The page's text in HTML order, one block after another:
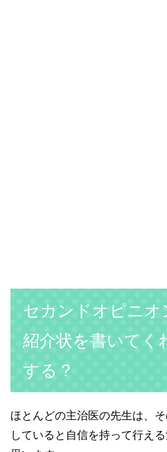
セカンドオピニオ
紹介状を書いてく
する？
ほとんどの主治医の先生は、
していると自信を持って行え